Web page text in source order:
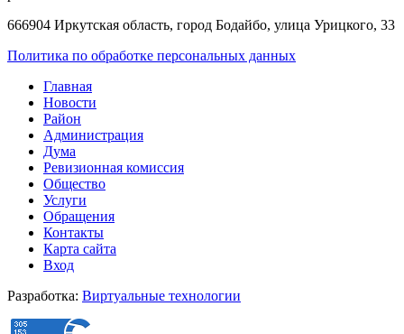
666904 Иркутская область, город Бодайбо, улица Урицкого, 33
Политика по обработке персональных данных
Главная
Новости
Район
Администрация
Дума
Ревизионная комиссия
Общество
Услуги
Обращения
Контакты
Карта сайта
Вход
Разработка: Виртуальные технологии